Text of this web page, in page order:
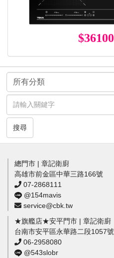
$36100
搜尋
總門市 | 章記衛廚
高雄市前金區中華三路166號
07-2868111
@154mavis
service@cbk.tw
★旗艦店★安平門市 | 章記衛廚
台南市安平區永華路二段1057號
06-2958080
@543slobr